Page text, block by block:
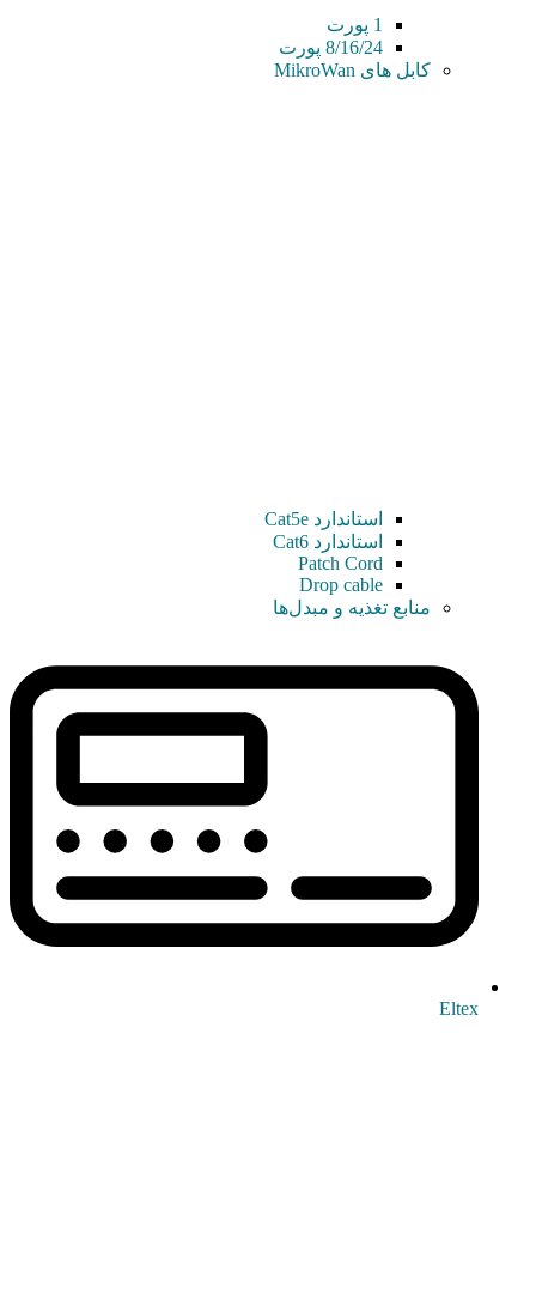
1 پورت
8/16/24 پورت
کابل های MikroWan
استاندارد Cat5e
استاندارد Cat6
Patch Cord
Drop cable
منابع تغذیه و مبدل‌ها
Eltex